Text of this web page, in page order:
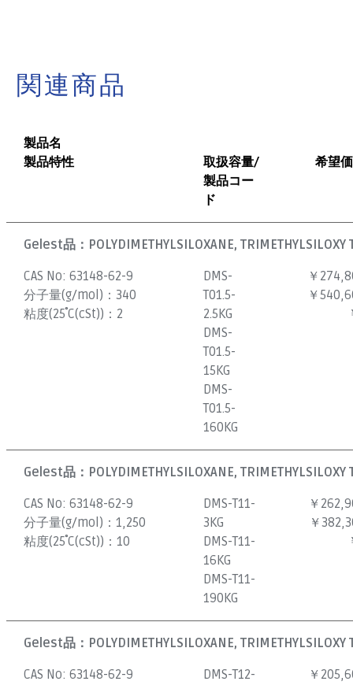
関連商品
製品名
製品特性
取扱容量/
製品コー
ド
希望
Gelest品： POLYDIMETHYLSILOXANE,
CAS No:63148-62-9
分子量(g/mol)：340
粘度(25˚C(cSt))： 2
DMS-
T01.5-
2.5KG
DMS-
T01.5-
15KG
DMS-
T01.5-
160KG
￥
￥
Gelest品： POLYDIMETHYLSILOXANE,
CAS No:63148-62-9
分子量(g/mol)：1,250
粘度(25˚C(cSt))：10
DMS-T11-
3KG
DMS-T11-
16KG
DMS-T11-
190KG
￥
￥
Gelest品： POLYDIMETHYLSILOXANE,
CAS No:63148-62-9
DMS-T12-
￥